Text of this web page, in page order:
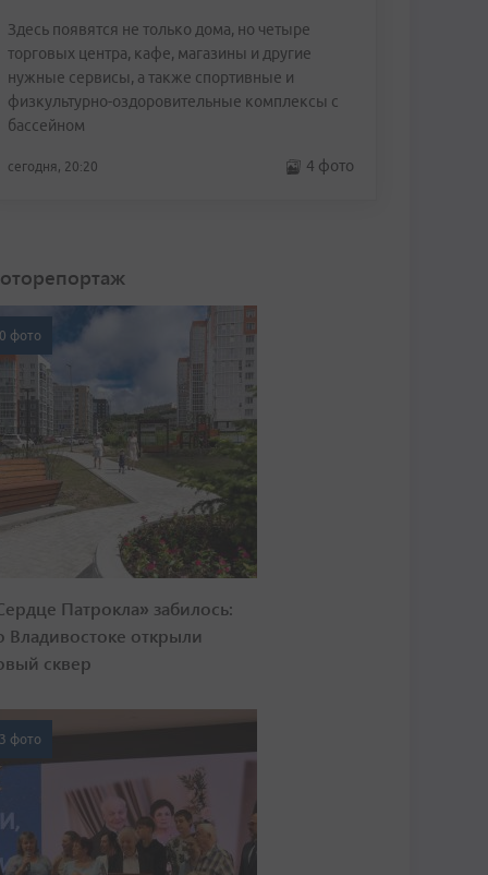
Здесь появятся не только дома, но четыре
торговых центра, кафе, магазины и другие
нужные сервисы, а также спортивные и
физкультурно-оздоровительные комплексы с
бассейном
сегодня, 20:20 4 фото
фото
Патрокла» забилось:
Владивостоке открыли
сквер
фото